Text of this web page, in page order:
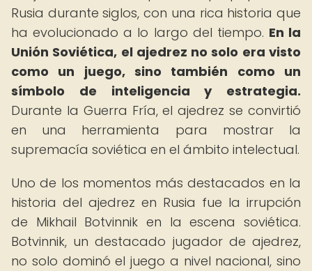
Rusia durante siglos, con una rica historia que
ha evolucionado a lo largo del tiempo. En la
Unión Soviética, el ajedrez no solo era visto
como un juego, sino también como un
símbolo de inteligencia y estrategia.
Durante la Guerra Fría, el ajedrez se convirtió
en una herramienta para mostrar la
supremacía soviética en el ámbito intelectual.
Uno de los momentos más destacados en la
historia del ajedrez en Rusia fue la irrupción
de Mikhail Botvinnik en la escena soviética.
Botvinnik, un destacado jugador de ajedrez,
no solo dominó el juego a nivel nacional, sino